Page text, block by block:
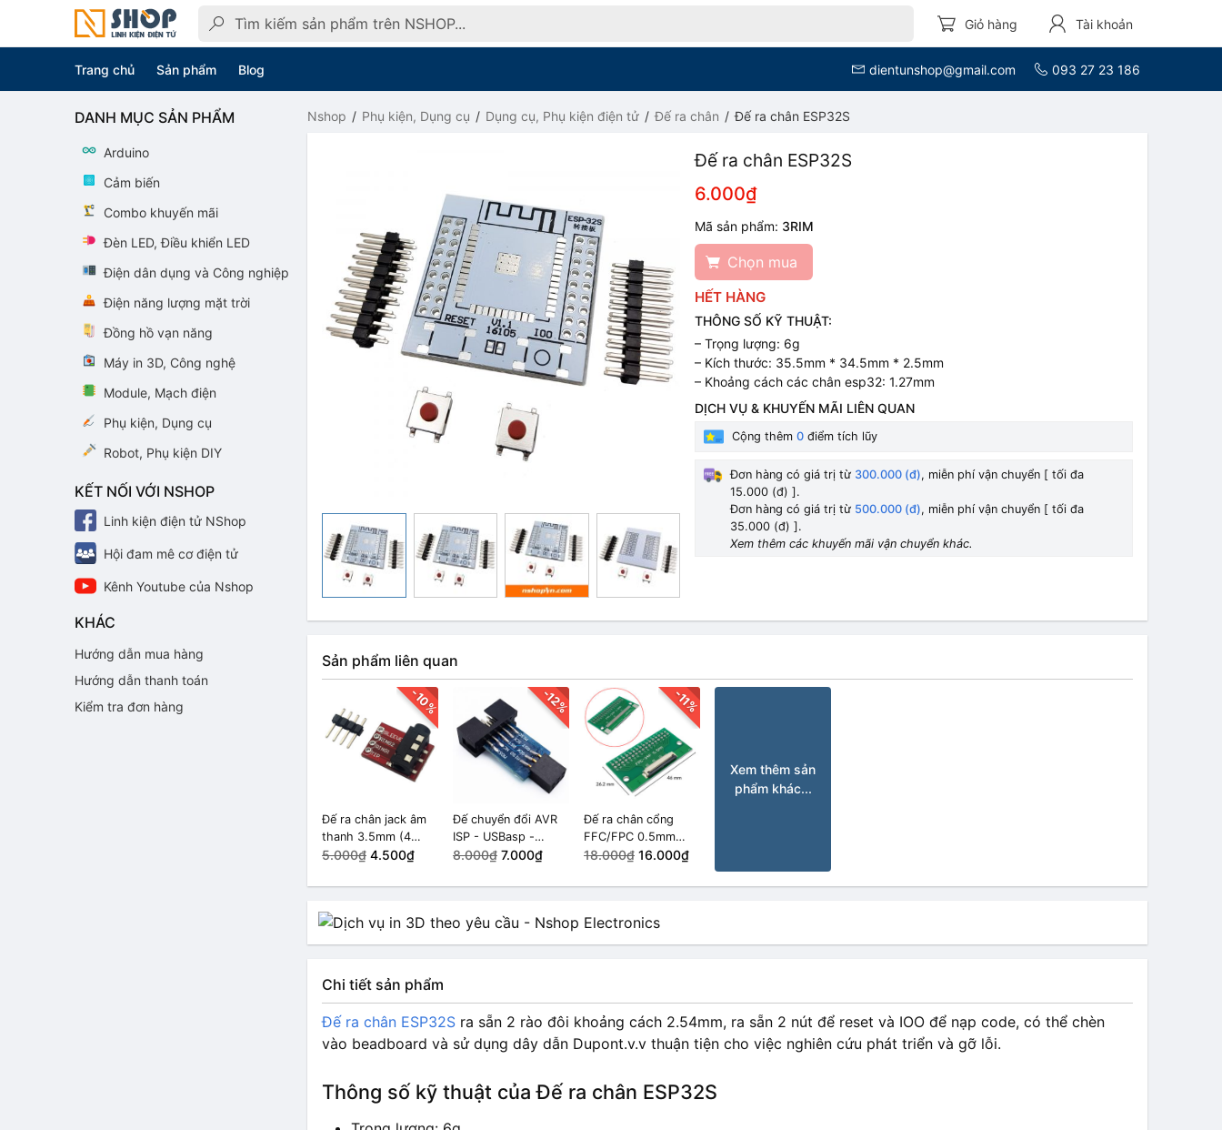
Giỏ hàng Tài khoản
Trang chủ Sản phẩm Blog dientunshop@gmail.com 093 27 23 186
Nshop Phụ kiện, Dụng cụ Dụng cụ, Phụ kiện điện tử Đế ra chân Đế ra chân ESP32S
Đế ra chân ESP32S
6.000₫
Mã sản phẩm: 3RIM
Chọn mua
HẾT HÀNG
THÔNG SỐ KỸ THUẬT:
– Trọng lượng: 6g
– Kích thước: 35.5mm * 34.5mm * 2.5mm
– Khoảng cách các chân esp32: 1.27mm
DỊCH VỤ & KHUYẾN MÃI LIÊN QUAN
Cộng thêm0 điểm tích lũy
Đơn hàng có giá trị từ 300.000 (đ), miễn phí vận chuyển [ tối đa
15.000 (đ) ].
Đơn hàng có giá trị từ 500.000 (đ), miễn phí vận chuyển [ tối đa
35.000 (đ) ].
Xem thêm các khuyến mãi vận chuyển khác.
Sản phẩm liên quan
-10%
Đế ra chân jack âm
thanh 3.5mm (4
chân)
5.000₫ 4.500₫
-12%
Đế chuyển đổi AVR
ISP - USBasp -
STK500 10 PIN sang
8.000₫ 7.000₫
-11%
Đế ra chân cổng
FFC/FPC 0.5mm
sang chân 2.54mm
18.000₫ 16.000₫
Xem thêm sản
phẩm khác...
Chi tiết sản phẩm
Đế ra chân ESP32S ra sẵn 2 rào đôi khoảng cách 2.54mm, ra sẵn 2 nút để reset và IOO để nạp code, có thể chèn
vào beadboard và sử dụng dây dẫn Dupont.v.v thuận tiện cho việc nghiên cứu phát triển và gỡ lỗi.
Thông số kỹ thuật của Đế ra chân ESP32S
DANH MỤC SẢN PHẨM
Arduino
Cảm biến
Combo khuyến mãi
Đèn LED, Điều khiển LED
Điện dân dụng và Công nghiệp
Điện năng lượng mặt trời
Đồng hồ vạn năng
Máy in 3D, Công nghệ
Module, Mạch điện
Phụ kiện, Dụng cụ
Robot, Phụ kiện DIY
KẾT NỐI VỚI NSHOP
Linh kiện điện tử NShop
Hội đam mê cơ điện tử
Kênh Youtube của Nshop
KHÁC
Hướng dẫn mua hàng
Hướng dẫn thanh toán
Kiểm tra đơn hàng